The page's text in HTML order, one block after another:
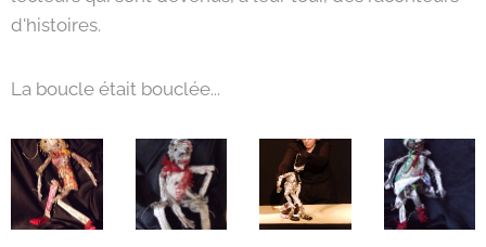
d'histoires.
La boucle était bouclée...